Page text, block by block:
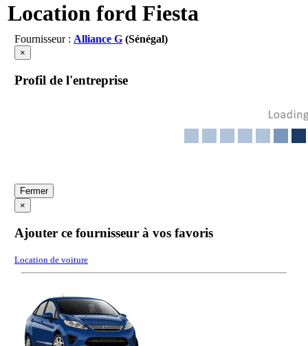
Location ford Fiesta
Fournisseur : Alliance G(Sénégal)
×
Profil de l'entreprise
Fermer
×
Ajouter ce fournisseur à vos favoris
Location de voiture